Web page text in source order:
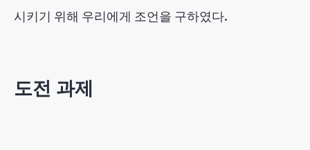
시키기 위해 우리에게 조언을 구하였다.
도전 과제